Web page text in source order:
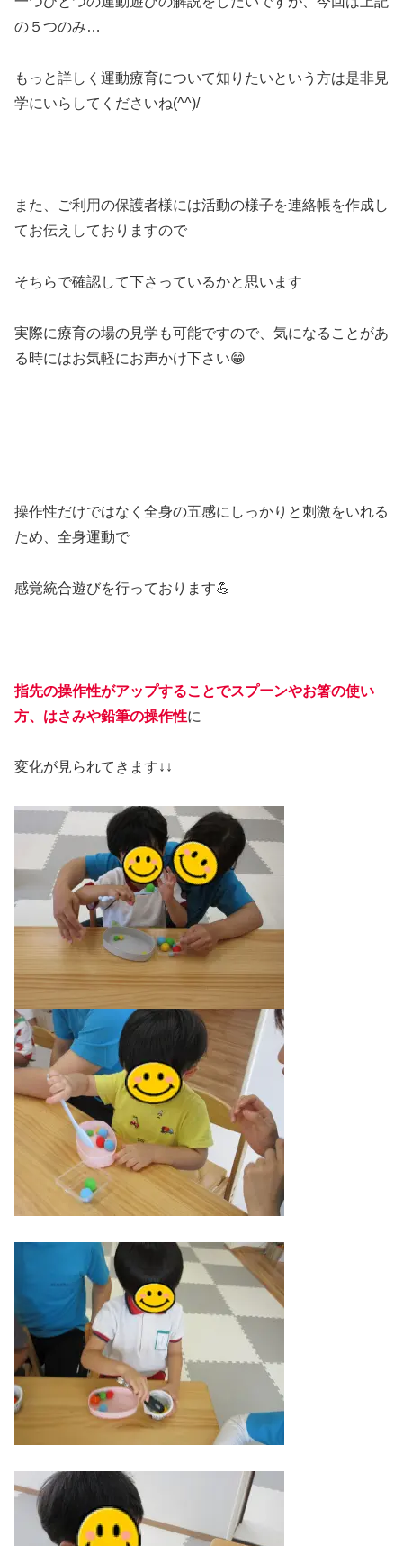
の５つのみ…
もっと詳しく運動療育について知りたいという方は是非見
学にいらしてくださいね(^^)/
また、ご利用の保護者様には活動の様子を連絡帳を作成し
てお伝えしておりますので
そちらで確認して下さっているかと思います
実際に療育の場の見学も可能ですので、気になることがあ
る時にはお気軽にお声かけ下さい😁
操作性だけではなく全身の五感にしっかりと刺激をいれる
ため、全身運動で
感覚統合遊びを行っております💪
指先の操作性がアップすることでスプーンやお箸の使い
方、はさみや鉛筆の操作性に
変化が見られてきます↓↓